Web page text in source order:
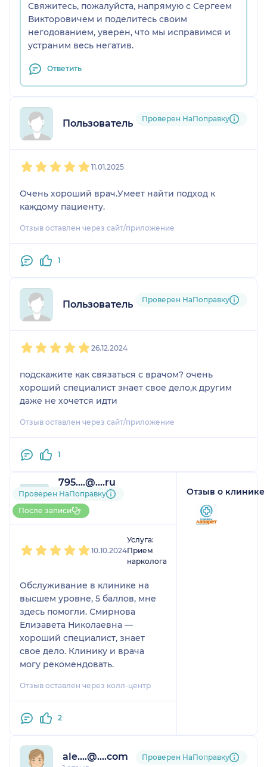
Свяжитесь, пожалуйста, напрямую с Сергеем
Викторовичем и поделитесь своим
негодованием, уверен, что мы исправимся и
устраним весь негатив.
Ответить
Пользователь НаПоправку
Проверен НаПоправку
11.01.2025
Очень хороший врач.Умеет найти подход к
каждому пациенту.
Отзыв оставлен через сайт/приложение
1
Пользователь НаПоправку
Проверен НаПоправку
26.12.2024
подскажите как связаться с врачом? очень
хороший специалист знает свое дело,к другим
даже не хочется идти
Отзыв оставлен через сайт/приложение
1
795....@....ru
1 отзыв
До 5 записей через
НаПоправку
Проверен НаПоправку
После записи
10.10.2024
Услуга:
Прием
нарколога
Обслуживание в клинике на
высшем уровне, 5 баллов, мне
здесь помогли. Смирнова
Елизавета Николаевна —
хороший специалист, знает
свое дело. Клинику и врача
могу рекомендовать.
Отзыв оставлен через колл-центр
2
Отзыв о клинике
ale....@....com Проверен НаПоправку